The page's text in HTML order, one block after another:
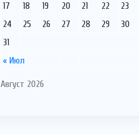
Август 2026
« Июл
17
18 19 20 21 22
23
24
25 26 27 28 29
30
31